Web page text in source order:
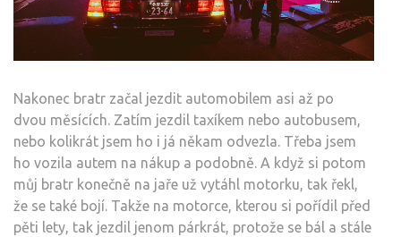
Nakonec bratr začal jezdit automobilem asi až po
dvou měsících. Zatím jezdil taxíkem nebo autobusem,
nebo kolikrát jsem ho i já někam odvezla. Třeba jsem
ho vozila autem na nákup a podobně. A když si potom
můj bratr konečně na jaře už vytáhl motorku, tak řekl,
že se také bojí. Takže na motorce, kterou si pořídil před
pěti lety, tak jezdil jenom párkrát, protože se bál a stále